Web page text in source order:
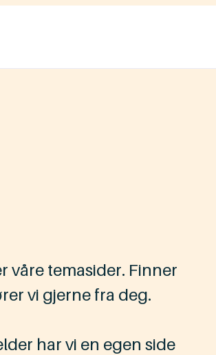
våre temasider. Finner
vi gjerne fra deg.
har vi en egen side